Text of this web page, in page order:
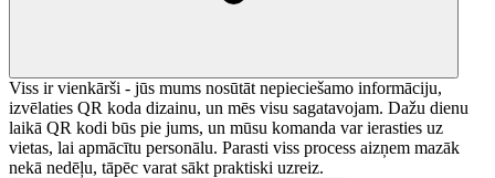
Viss ir vienkārši - jūs mums nosūtāt nepieciešamo informāciju,
izvēlaties QR koda dizainu, un mēs visu sagatavojam. Dažu dienu
laikā QR kodi būs pie jums, un mūsu komanda var ierasties uz
vietas, lai apmācītu personālu. Parasti viss process aizņem mazāk
nekā nedēļu, tāpēc varat sākt praktiski uzreiz.